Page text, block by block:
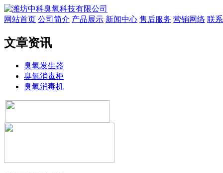
网站首页 公司简介 产品展示 新闻中心 售后服务 营销网络 联
文章资讯
臭氧发生器
臭氧消毒柜
臭氧消毒机